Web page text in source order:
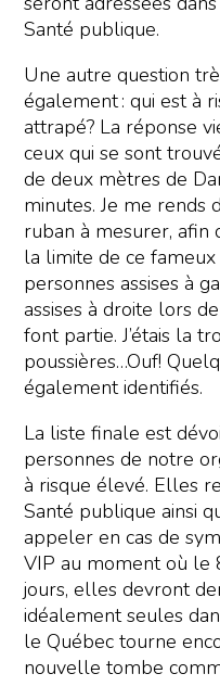
Santé publique.
Une autre question
également : qui est à
attrapé? La réponse
ceux qui se sont
de deux mètres de
minutes. Je me rends
ruban à mesurer, afin
la limite de ce
personnes assises à
assises à droite lors
font partie. J’étais la
poussières…Ouf!
également identifiés.
La liste finale est
personnes de notre
à risque élevé. Elles
Santé publique ainsi
appeler en cas de
VIP au moment où le
jours, elles devront
idéalement seules
le Québec tourne
nouvelle tombe